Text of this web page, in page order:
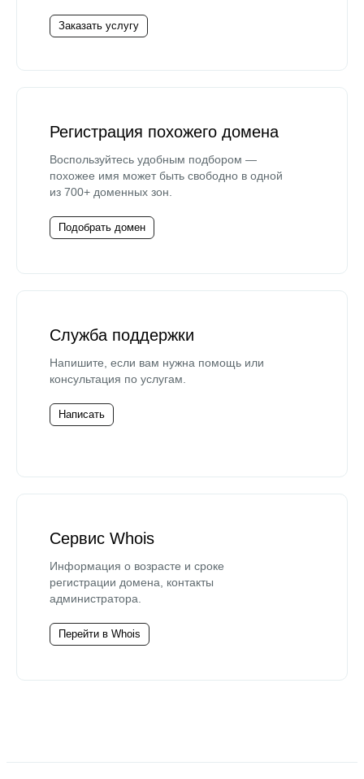
Заказать услугу
Регистрация похожего домена
Воспользуйтесь удобным подбором —
похожее имя может быть свободно в одной
из 700+ доменных зон.
Подобрать домен
Служба поддержки
Напишите, если вам нужна помощь или
консультация по услугам.
Написать
Сервис Whois
Информация о возрасте и сроке
регистрации домена, контакты
администратора.
Перейти в Whois